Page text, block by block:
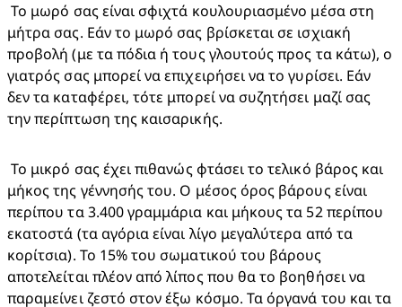
Το μωρό σας είναι σφιχτά κουλουριασμένο μέσα στη
μήτρα σας. Εάν το μωρό σας βρίσκεται σε ισχιακή
προβολή (με τα πόδια ή τους γλουτούς προς τα κάτω), ο
γιατρός σας μπορεί να επιχειρήσει να το γυρίσει. Εάν
δεν τα καταφέρει, τότε μπορεί να συζητήσει μαζί σας
την περίπτωση της καισαρικής.
Το μικρό σας έχει πιθανώς φτάσει το τελικό βάρος και
μήκος της γέννησής του. Ο μέσος όρος βάρους είναι
περίπου τα 3.400 γραμμάρια και μήκους τα 52 περίπου
εκατοστά (τα αγόρια είναι λίγο μεγαλύτερα από τα
κορίτσια). Το 15% του σωματικού του βάρους
αποτελείται πλέον από λίπος που θα το βοηθήσει να
παραμείνει ζεστό στον έξω κόσμο. Τα όργανά του και τα